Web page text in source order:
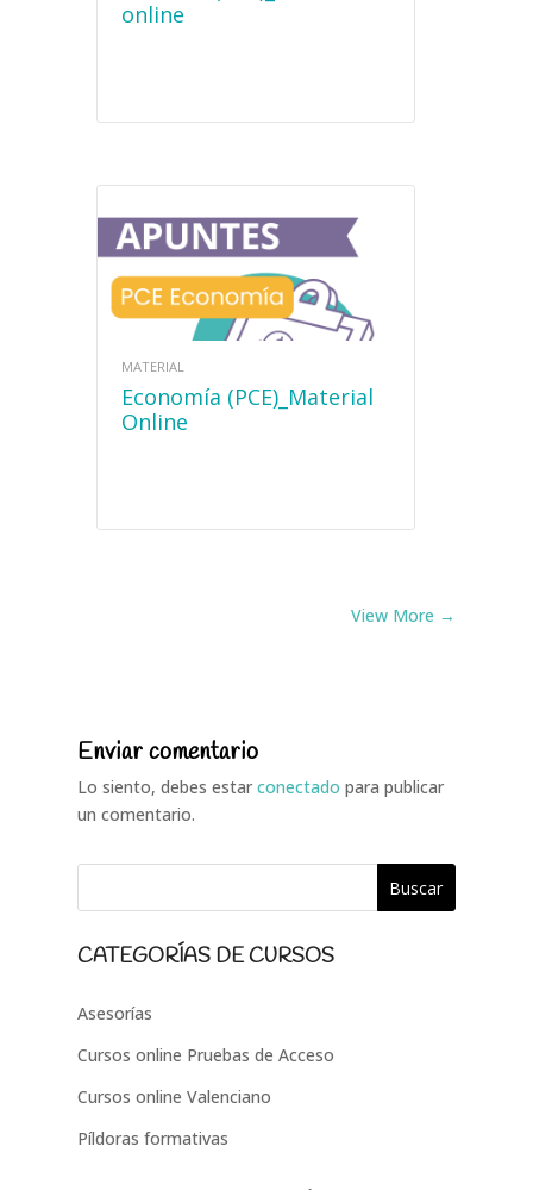
online
MATERIAL
Economía (PCE)_Material
Online
View More →
Enviar comentario
Lo siento, debes estar conectado para publicar
un comentario.
CATEGORÍAS DE CURSOS
Asesorías
Cursos online Pruebas de Acceso
Cursos online Valenciano
Píldoras formativas